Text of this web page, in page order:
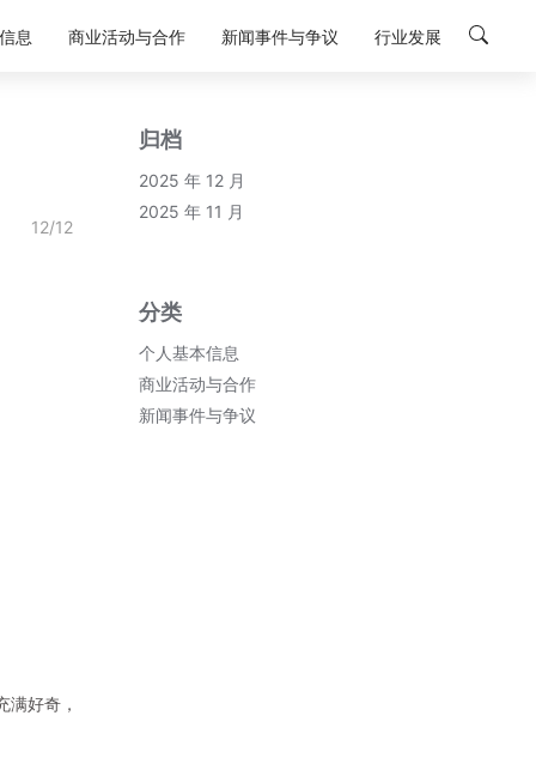
息 商业活动与合作 新闻事件与争议 行业发展
12/12
满好奇，
归档
2025 年 12 月
2025 年 11 月
分类
个人基本信息
商业活动与合作
新闻事件与争议